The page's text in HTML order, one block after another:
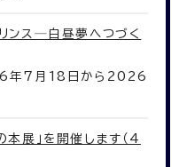
ンス─白昼夢へつづく
年7月18日から2026
展」を開催します（4